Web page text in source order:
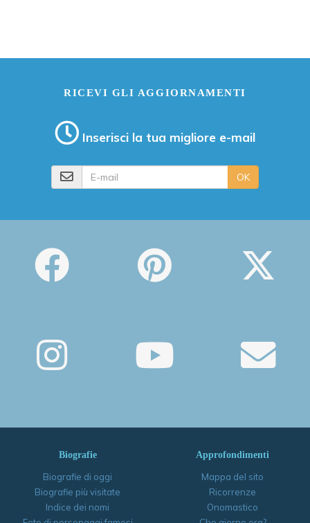
RICEVI GLI AGGIORNAMENTI
Inserisci la tua migliore e-mail
OK
Biografie
Biografie di oggi
Biografie più visitate
Indice dei nomi
Approfondimenti
Mappa del sito
Ricorrenze
Onomastico